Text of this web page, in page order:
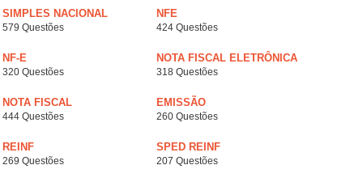
SIMPLES NACIONAL
579 Questões
NFE
424 Questões
NF-E
320 Questões
NOTA FISCAL ELETRÔNICA
318 Questões
NOTA FISCAL
444 Questões
EMISSÃO
260 Questões
REINF
269 Questões
SPED REINF
207 Questões